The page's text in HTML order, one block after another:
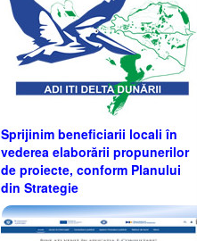
Sprijinim beneficiarii locali în
vederea elaborării propunerilor
de proiecte, conform Planului
din Strategie